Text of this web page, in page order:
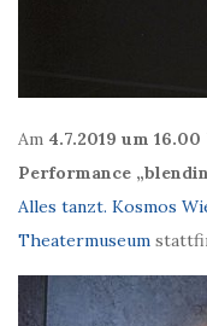
Am 4.7.2019 um
Performance
Alles tanzt. Kosmos
Theatermuseum